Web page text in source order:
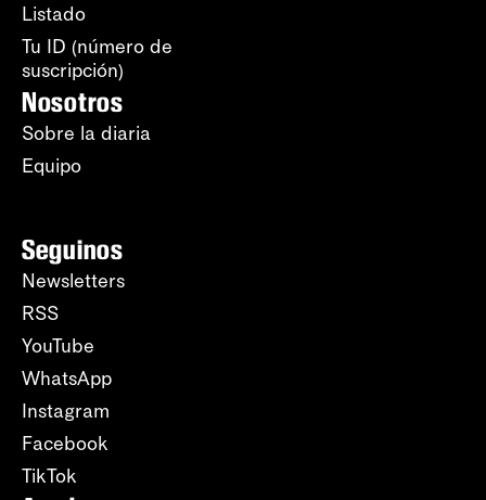
Listado
Tu ID (número de
suscripción)
Nosotros
Sobre la diaria
Equipo
Seguinos
Newsletters
RSS
YouTube
WhatsApp
Instagram
Facebook
TikTok